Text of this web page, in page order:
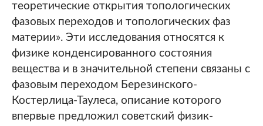
теоретические открытия топологических
фазовых переходов и топологических фаз
материи». Эти исследования относятся к
физике конденсированного состояния
вещества и в значительной степени связаны с
фазовым переходом Березинского-
Костерлица-Таулеса, описание которого
впервые предложил советский физик-